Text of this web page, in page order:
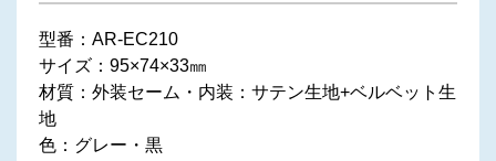
型番：AR-EC210
サイズ：95×74×33㎜
材質：外装セーム・内装：サテン生地+ベルベット生
地
色：グレー・黒